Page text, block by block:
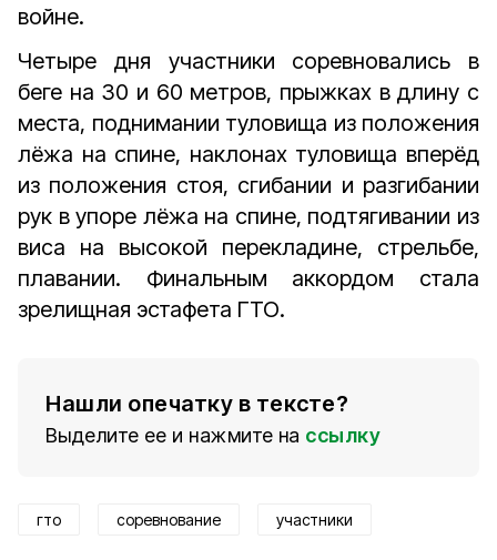
войне.
Четыре дня участники соревновались в
беге на 30 и 60 метров, прыжках в длину с
места, поднимании туловища из положения
лёжа на спине, наклонах туловища вперёд
из положения стоя, сгибании и разгибании
рук в упоре лёжа на спине, подтягивании из
виса на высокой перекладине, стрельбе,
плавании. Финальным аккордом стала
зрелищная эстафета ГТО.
Нашли опечатку в тексте?
Выделите ее и нажмите на ссылку
гто соревнование участники